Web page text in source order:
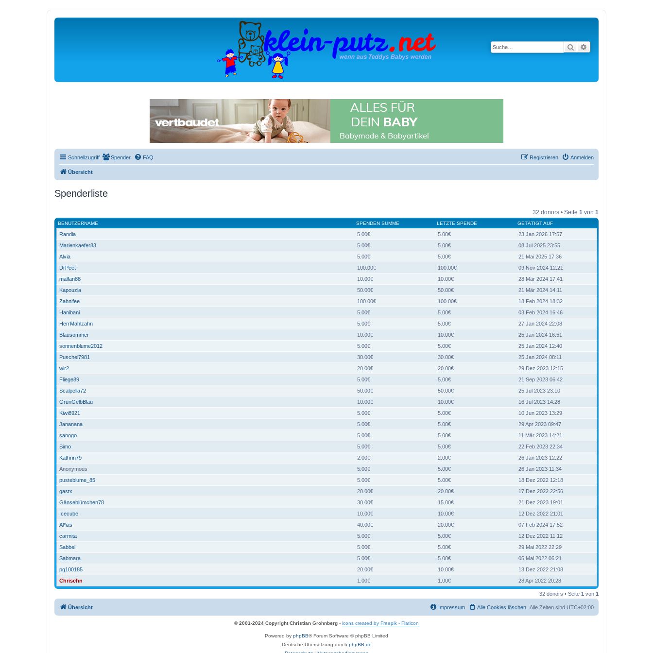
Suche
Schnellzugriff Spender FAQ Anmelden
Registrieren
Übersicht
Spenderliste
32 donors • Seite 1 von 1
BENUTZERNAME SPENDEN SUMME LETZTE SPENDE GETÄTIGT AUF
Randia 5.00€ 5.00€
23 Jan 2026 17:57
Marienkaefer83
5.00€ 5.00€
08 Jul 2025 23:55
Alvia
5.00€ 5.00€
21 Mai 2025 17:36
DrPeet
100.00€ 100.00€
09 Nov 2024 12:21
malfan88
10.00€ 10.00€
28 Mär 2024 17:41
Kapouzia
50.00€ 50.00€
21 Mär 2024 14:11
Zahnifee
100.00€ 100.00€
18 Feb 2024 18:32
Hanibani
5.00€ 5.00€
03 Feb 2024 16:46
HerrMahlzahn
5.00€ 5.00€
27 Jan 2024 22:08
Blausommer
10.00€ 10.00€
25 Jan 2024 16:51
sonnenblume2012
5.00€ 5.00€
25 Jan 2024 12:40
Puschel7981
30.00€ 30.00€
25 Jan 2024 08:11
wir2
20.00€ 20.00€
29 Dez 2023 12:15
Fliege89
5.00€ 5.00€
21 Sep 2023 06:42
Scalpella72
50.00€ 50.00€
25 Jul 2023 23:10
GrünGelbBlau
10.00€ 10.00€
16 Jul 2023 14:28
Kiwi8921
5.00€ 5.00€
10 Jun 2023 13:29
Jananana
5.00€ 5.00€
29 Apr 2023 09:47
sanogo
5.00€ 5.00€
11 Mär 2023 14:21
Simo
5.00€ 5.00€
22 Feb 2023 22:34
Kathrin79
2.00€ 2.00€
26 Jan 2023 12:22
Anonymous
5.00€ 5.00€
26 Jan 2023 11:34
pusteblume_85
5.00€ 5.00€
18 Dez 2022 12:18
gastx
20.00€ 20.00€
17 Dez 2022 22:56
Gänseblümchen78
30.00€ 15.00€
21 Dez 2023 19:01
Icecube
10.00€ 10.00€
12 Dez 2022 21:01
Al*ias
40.00€ 20.00€
07 Feb 2024 17:52
carmita
5.00€ 5.00€
12 Dez 2022 11:12
Sabbel
5.00€ 5.00€
29 Mai 2022 22:29
Sabmara
5.00€ 5.00€
05 Mai 2022 06:21
pg100185
20.00€ 10.00€
13 Dez 2022 21:08
Chrischn
1.00€ 1.00€ 28 Apr 2022 20:28
32 donors • Seite 1 von 1
Übersicht Alle Zeiten sind UTC+02:00
Alle Cookies löschen
Impressum
© 2001-2024 Copyright Christian Grohnberg - icons created by Freepik - Flaticon
Powered by phpBB® Forum Software © phpBB Limited
Deutsche Übersetzung durch phpBB.de